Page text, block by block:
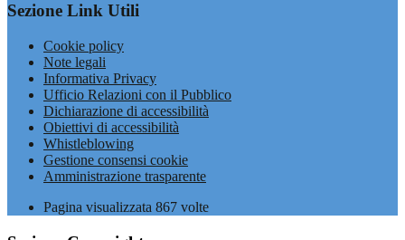
Sezione Link Utili
Cookie policy
Note legali
Informativa Privacy
Ufficio Relazioni con il Pubblico
Dichiarazione di accessibilità
Obiettivi di accessibilità
Whistleblowing
Gestione consensi cookie
Amministrazione trasparente
Pagina visualizzata 867 volte